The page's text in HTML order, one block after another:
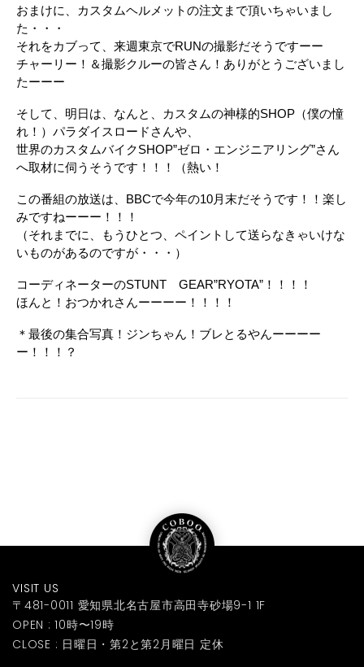
おまけに、カスタムヘルメットの注文まで頂いちゃいまし
た・・・
それをカブって、来週東京でRUNの撮影だそうですーー
チャーリー！＆撮影クルーの皆さん！ありがとうございまし
たーーー
そして、明日は、なんと、カスタムの神様的SHOP（僕の憧
れ！）パラダイスロードさんや、
世界のカスタムバイクSHOP”ゼロ・エンジニアリング”さん
へ取材に伺うそうです！！！（熱い！
この番組の放送は、BBCで今年の10月末だそうです！！楽し
みですねーーー！！！
（それまでに、もうひとつ、ペイントして送らなきゃいけな
いものがあるのですが・・・）
コーディネーターのSTUNT GEAR”RYOTA”！！！！
ほんと！おつかれさんーーーー！！！！
＊最後の集合写真！ジンちゃん！ブレとるやんーーーー
ー！！！？
VISIT US
〒481-0011 愛知県北名古屋市高田寺砂場9-1 1F
OPEN : 10時〜19時
CLOSE : 日曜日・第2と第2月曜日 定休